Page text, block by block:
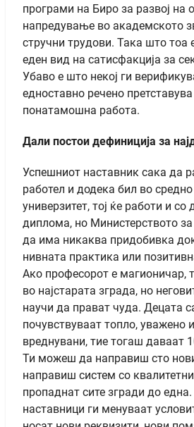
програми на Биро за развој на
напредување во академското
стручни трудови. Така што тоа
еден вид на сатисфакција за
Убаво е што некој ги
едноставно речено
понатамошна работа.
Дали постои дефиниција за
Успешниот наставник сака да
работел и додека бил во
универзитет, тој ќе работи и
диплома, но Министерството
да има никаква придобивка
нивната практика или
Ако професорот е магионичар,
во најстарата зграда, но
научи да прават чуда. Децата
почувствуваат топло, уважено
вреднувани, тие тогаш даваат
Ти можеш да направиш сто
направиш систем со
пропаднат сите згради до
наставници ги менуваат